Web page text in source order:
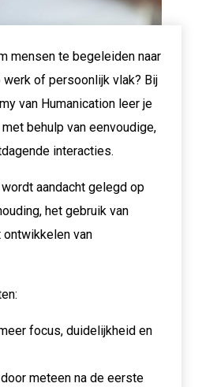
mensen te begeleiden naar
of persoonlijk vlak? Bij
van Humanication leer je
behulp van eenvoudige,
interacties.
aandacht gelegd op
het gebruik van
ontwikkelen van
focus, duidelijkheid en
meteen na de eerste